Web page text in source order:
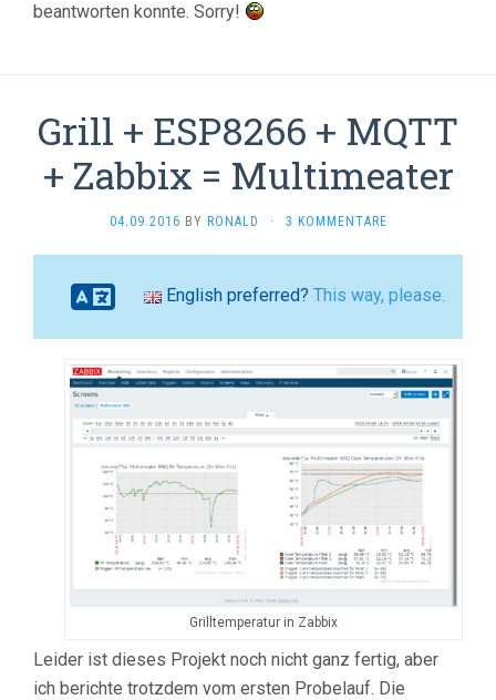
beantworten konnte. Sorry!
Grill + ESP8266 + MQTT
+ Zabbix = Multimeater
04.09.2016 BY RONALD · 3 KOMMENTARE
English preferred? This way, please.
Grilltemperatur in Zabbix
Leider ist dieses Projekt noch nicht ganz fertig, aber
ich berichte trotzdem vom ersten Probelauf. Die